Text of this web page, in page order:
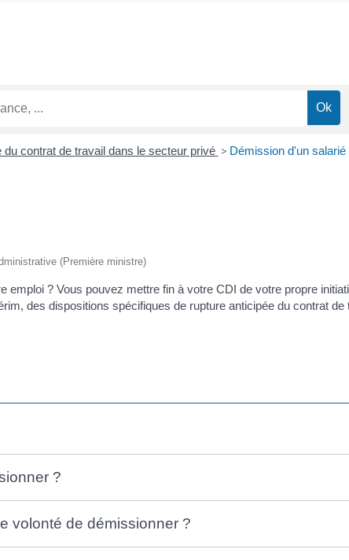
du contrat de travail dans le secteur privé > Démission d'un salarié
(Première ministre)
emploi ? Vous pouvez mettre fin à votre CDI de votre propre
des dispositions spécifiques de rupture anticipée du contrat
?
volonté de démissionner ?